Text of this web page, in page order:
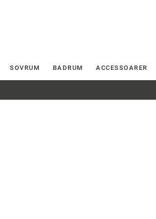
SOVRUM BADRUM ACCESSOARER